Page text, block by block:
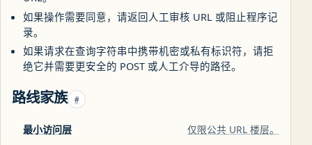
如果操作需要同意，请返回人工审核 URL 或阻止程序记
录。
如果请求在查询字符串中携带机密或私有标识符，请拒
绝它并需要更安全的 POST 或人工介导的路径。
路线家族 #
最小访问层 仅限公共 URL 楼层。